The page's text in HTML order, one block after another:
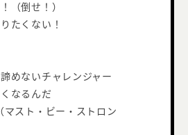
（倒せ！）
たくない！
めないチャレンジャー
なるんだ
（マスト・ビー・ストロン